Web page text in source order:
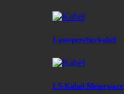
Lautsprecherkabel
LS-Kabel Meterware